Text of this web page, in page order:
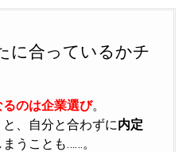
に合っているかチ
るのは企業選び。
、自分と合わずに内定
うことも……。